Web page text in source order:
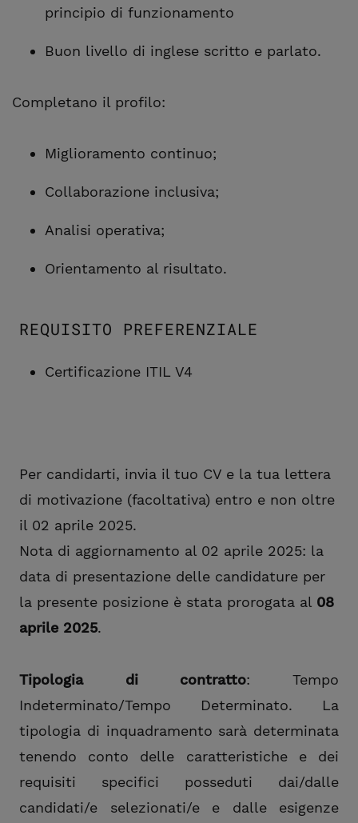
principio di funzionamento
Buon livello di inglese scritto e parlato.
Completano il profilo:
Miglioramento continuo;
Collaborazione inclusiva;
Analisi operativa;
Orientamento al risultato.
REQUISITO PREFERENZIALE
Certificazione ITIL V4
Per candidarti, invia il tuo CV e la tua lettera
di motivazione (facoltativa) entro e non oltre
il 02 aprile 2025.
Nota di aggiornamento al 02 aprile 2025: la
data di presentazione delle candidature per
la presente posizione è stata prorogata al 08
aprile 2025.
Tipologia di contratto: Tempo
Indeterminato/Tempo Determinato. La
tipologia di inquadramento sarà determinata
tenendo conto delle caratteristiche e dei
requisiti specifici posseduti dai/dalle
candidati/e selezionati/e e dalle esigenze